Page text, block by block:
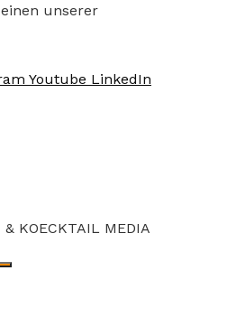
unserer
Youtube LinkedIn
KOECKTAIL MEDIA